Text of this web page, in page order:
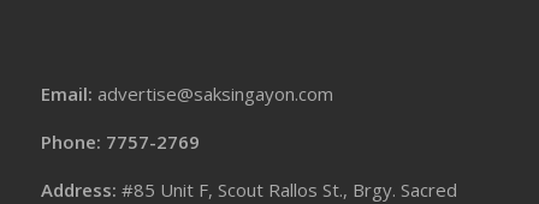
Email: advertise@saksingayon.com
Phone: 7757-2769
Address:#85 Unit F, Scout Rallos St., Brgy. Sacred